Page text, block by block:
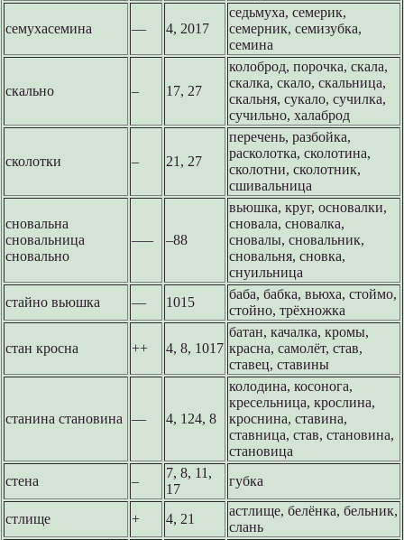
семухасемина –– 4, 2017
седьмуха, семерик,
семерник, семизубка,
семина
скально – 17, 27
колоброд, порочка, скала,
скалка, скало, скальница,
скальня, сукало, сучилка,
сучильно, халаброд
сколотки – 21, 27
перечень, разбойка,
расколотка, сколотина,
сколотни, сколотник,
сшивальница
сновальна
сновальница
сновально
––– –88
вьюшка, круг, основалки,
сновала, сновалка,
сновалы, сновальник,
сновальня, сновка,
снуильница
стайно вьюшка
–– 1015
баба, бабка, вьюха, стоймо,
стойно, трёхножка
стан кросна ++ 4, 8, 1017
батан, качалка, кромы,
красна, самолёт, став,
ставец, ставины
станина становина –– 4, 124, 8
колодина, косонога,
кресельница, крослина,
кроснина, ставина,
ставница, став, становина,
становица
стена
–
7, 8, 11,
17
губка
стлище + 4, 21
астлище, белёнка, бельник,
слань